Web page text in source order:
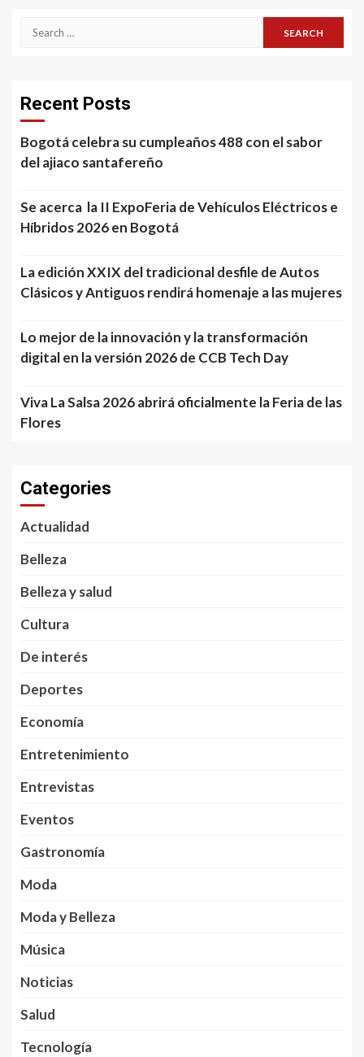
Search
Recent Posts
Bogotá celebra su cumpleaños 488 con el sabor
del ajiaco santafereño
Se acerca la II ExpoFeria de Vehículos Eléctricos e
Híbridos 2026 en Bogotá
La edición XXIX del tradicional desfile de Autos
Clásicos y Antiguos rendirá homenaje a las mujeres
Lo mejor de la innovación y la transformación
digital en la versión 2026 de CCB Tech Day
Viva La Salsa 2026 abrirá oficialmente la Feria de las
Flores
Categories
Actualidad
Belleza
Belleza y salud
Cultura
De interés
Deportes
Economía
Entretenimiento
Entrevistas
Eventos
Gastronomía
Moda
Moda y Belleza
Música
Noticias
Salud
Tecnología